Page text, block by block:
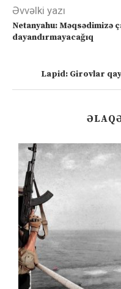
Əvvəlki yazı
Netanyahu: Məqsədimizə
dayandırmayacağıq
Lapid: Girovlar